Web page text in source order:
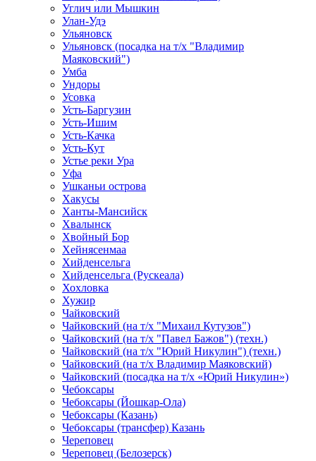
Углич или Мышкин
Улан-Удэ
Ульяновск
Ульяновск (посадка на т/х "Владимир
Маяковский")
Умба
Ундоры
Усовка
Усть-Баргузин
Усть-Ишим
Усть-Качка
Усть-Кут
Устье реки Ура
Уфа
Ушканьи острова
Хакусы
Ханты-Мансийск
Хвалынск
Хвойный Бор
Хейнясенмаа
Хийденсельга
Хийденсельга (Рускеала)
Хохловка
Хужир
Чайковский
Чайковский (на т/х "Михаил Кутузов")
Чайковский (на т/х "Павел Бажов") (техн.)
Чайковский (на т/х "Юрий Никулин") (техн.)
Чайковский (на т/х Владимир Маяковский)
Чайковский (посадка на т/х «Юрий Никулин»)
Чебоксары
Чебоксары (Йошкар-Ола)
Чебоксары (Казань)
Чебоксары (трансфер) Казань
Череповец
Череповец (Белозерск)